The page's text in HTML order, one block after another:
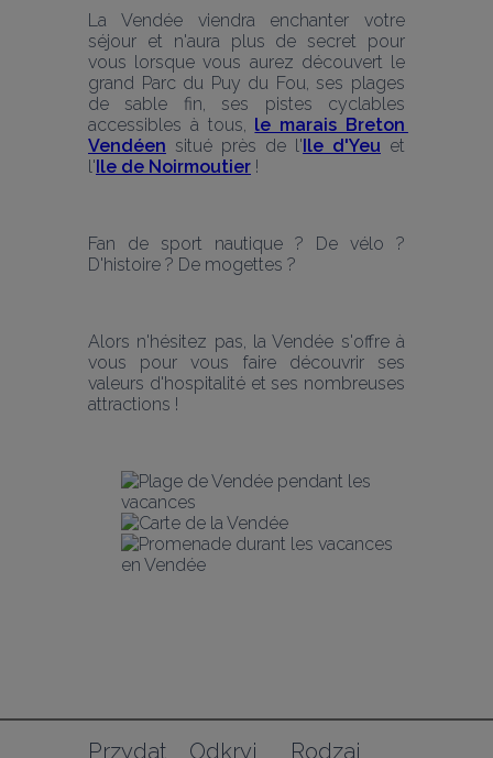
La Vendée viendra enchanter votre
séjour et n'aura plus de secret pour
vous lorsque vous aurez découvert le
grand Parc du Puy du Fou, ses plages
de sable fin, ses pistes cyclables
accessibles à tous, le marais Breton
Vendéen situé près de l'Ile d'Yeu et
l'Ile de Noirmoutier !
Fan de sport nautique ? De vélo ?
D'histoire ? De mogettes ?
Alors n'hésitez pas, la Vendée s'offre à
vous pour vous faire découvrir ses
valeurs d'hospitalité et ses nombreuses
attractions !
Przydat Odkryj Rodzaj